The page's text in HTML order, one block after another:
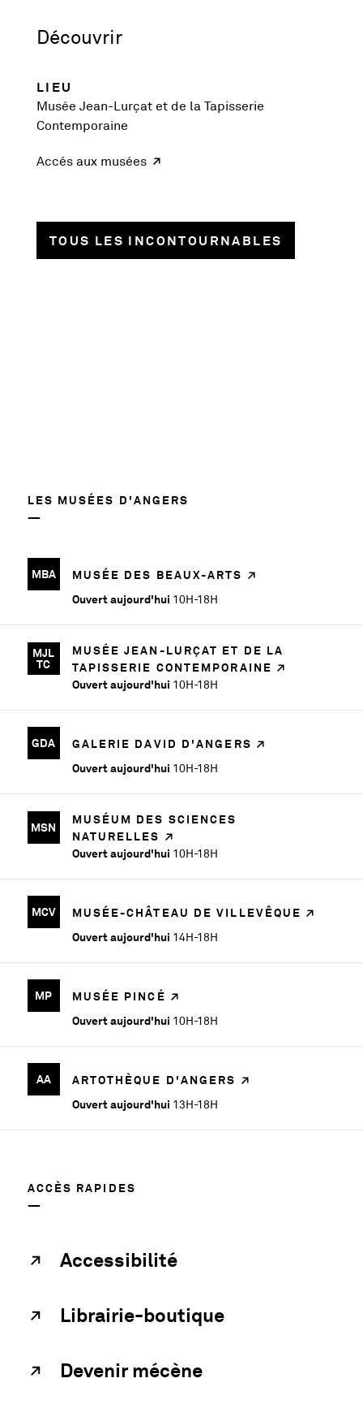
Découvrir
LIEU
Musée Jean-Lurçat et de la Tapisserie
Contemporaine
Accés aux musées
TOUS LES INCONTOURNABLES
LES MUSÉES D'ANGERS
MBA
MUSÉE DES BEAUX-ARTS
Ouvert aujourd'hui 10H-18H
MJL
TC
MUSÉE JEAN-LURÇAT ET DE LA
TAPISSERIE CONTEMPORAINE
Ouvert aujourd'hui 10H-18H
GDA
GALERIE DAVID D'ANGERS
Ouvert aujourd'hui 10H-18H
MSN
MUSÉUM DES SCIENCES
NATURELLES
Ouvert aujourd'hui 10H-18H
MCV
MUSÉE-CHÂTEAU DE VILLEVÊQUE
Ouvert aujourd'hui 14H-18H
MP
MUSÉE PINCÉ
Ouvert aujourd'hui 10H-18H
AA
ARTOTHÈQUE D'ANGERS
Ouvert aujourd'hui 13H-18H
ACCÈS RAPIDES
Accessibilité
Librairie-boutique
Devenir mécène